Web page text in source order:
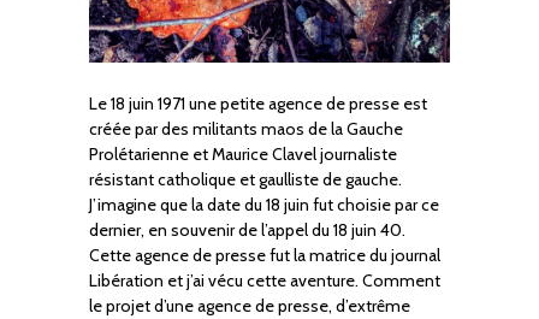
Le 18 juin 1971 une petite agence de presse est
créée par des militants maos de la Gauche
Prolétarienne et Maurice Clavel journaliste
résistant catholique et gaulliste de gauche.
J’imagine que la date du 18 juin fut choisie par ce
dernier, en souvenir de l’appel du 18 juin 40.
Cette agence de presse fut la matrice du journal
Libération et j’ai vécu cette aventure. Comment
le projet d’une agence de presse, d’extrême